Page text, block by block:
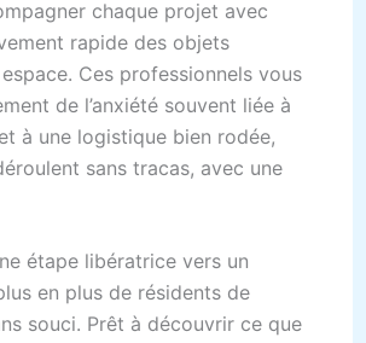
chaque projet avec
rapide des objets
Ces professionnels vous
de l’anxiété souvent liée à
à une logistique bien rodée,
sans tracas, avec une
étape libératrice vers un
en plus de résidents de
souci. Prêt à découvrir ce que